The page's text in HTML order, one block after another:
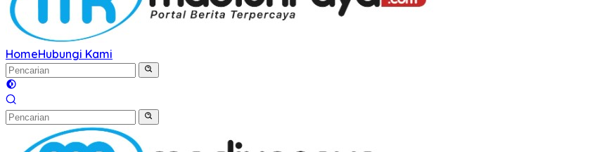
HomeHubungi Kami